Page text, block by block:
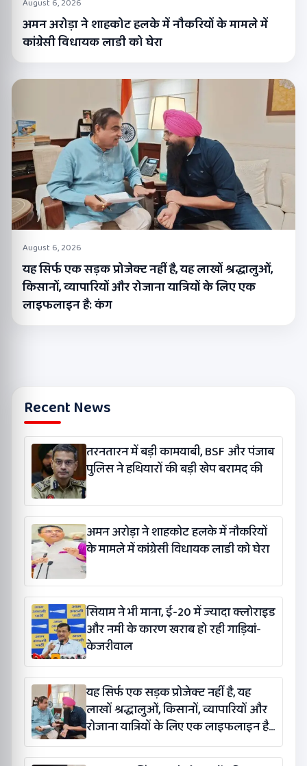
अमन अरोड़ा ने शाहकोट हलके में नौकरियों के मामले में
कांग्रेसी विधायक लाडी को घेरा
August 6, 2026
यह सिर्फ एक सड़क प्रोजेक्ट नहीं है, यह लाखों श्रद्धालुओं,
किसानों, व्यापारियों और रोजाना यात्रियों के लिए एक
लाइफलाइन है: कंग
Recent News
तरनतारन में बड़ी कामयाबी, BSF और पंजाब
पुलिस ने हथियारों की बड़ी खेप बरामद की
अमन अरोड़ा ने शाहकोट हलके में नौकरियों
के मामले में कांग्रेसी विधायक लाडी को घेरा
सियाम ने भी माना, ई-20 में ज्यादा क्लोराइड
और नमी के कारण खराब हो रही गाड़ियां-
केजरीवाल
यह सिर्फ एक सड़क प्रोजेक्ट नहीं है, यह
लाखों श्रद्धालुओं, किसानों, व्यापारियों और
रोजाना यात्रियों के लिए एक लाइफलाइन है:
कंग